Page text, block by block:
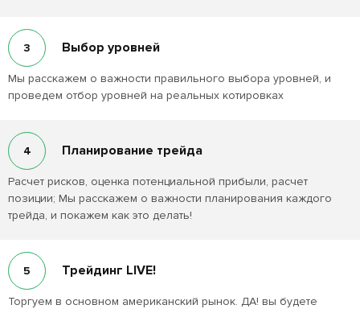
3 Выбор уровней
Мы расскажем о важности правильного выбора уровней, и
проведем отбор уровней на реальных котировках
4 Планирование трейда
Расчет рисков, оценка потенциальной прибыли, расчет
позиции; Мы расскажем о важности планирования каждого
трейда, и покажем как это делать!
5 Трейдинг LIVE!
Торгуем в основном американский рынок. ДА! вы будете